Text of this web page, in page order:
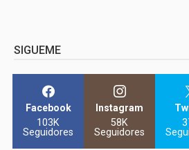
SIGUEME
Facebook
103K
Seguidores
Instagram
58K
Seguidores